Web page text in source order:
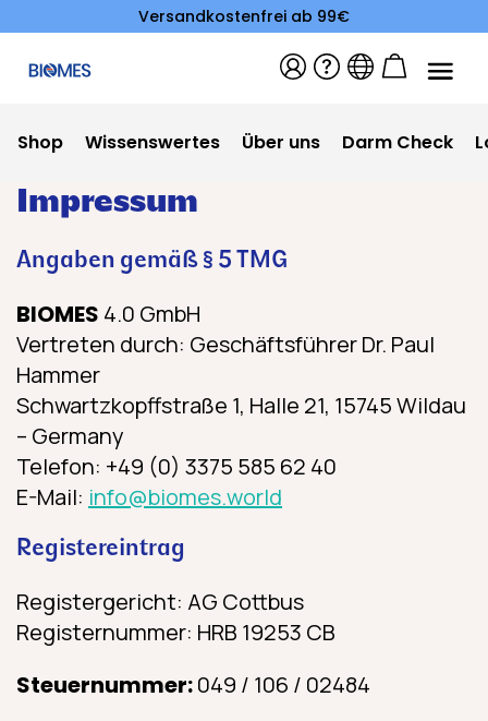
Versandkostenfrei ab 99€
Shop Wissenswertes Über uns Darm Check
Impressum
Angaben gemäß § 5 TMG
BIOMES 4.0 GmbH
Vertreten durch: Geschäftsführer Dr. Paul
Hammer
Schwartzkopffstraße 1, Halle 21, 15745 Wildau
– Germany
Telefon: +49 (0) 3375 585 62 40
E-Mail: info@biomes.world
Registereintrag
Registergericht: AG Cottbus
Registernummer: HRB 19253 CB
Steuernummer:049 / 106 / 02484